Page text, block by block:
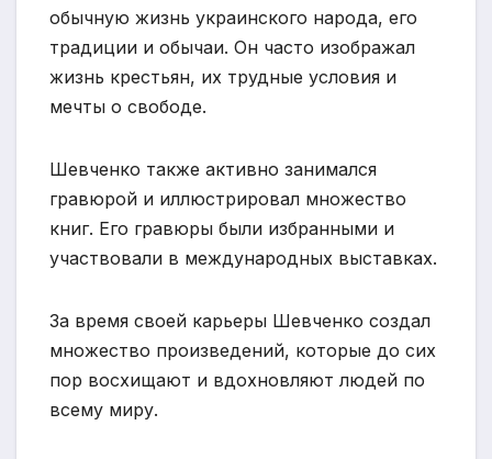
обычную жизнь украинского народа, его
традиции и обычаи. Он часто изображал
жизнь крестьян, их трудные условия и
мечты о свободе.
Шевченко также активно занимался
гравюрой и иллюстрировал множество
книг. Его гравюры были избранными и
участвовали в международных выставках.
За время своей карьеры Шевченко создал
множество произведений, которые до сих
пор восхищают и вдохновляют людей по
всему миру.